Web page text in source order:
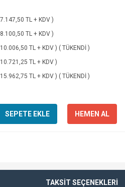
TL + KDV )
TL + KDV )
TL + KDV ) ( TÜKENDİ )
TL + KDV )
TL + KDV ) ( TÜKENDİ )
SEPETE EKLE HEMEN AL
TAKSİT SEÇENEKLERİ